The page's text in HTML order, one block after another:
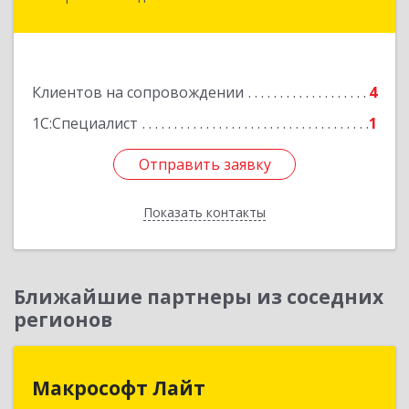
Клиентов на сопровождении
4
1С:Специалист
1
Отправить заявку
Показать контакты
Подробнее
Отправить заявку
Назад
Ближайшие партнеры из соседних
регионов
Макрософт Лайт